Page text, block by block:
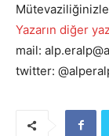
Yazarın diğer
mail:
twitter: